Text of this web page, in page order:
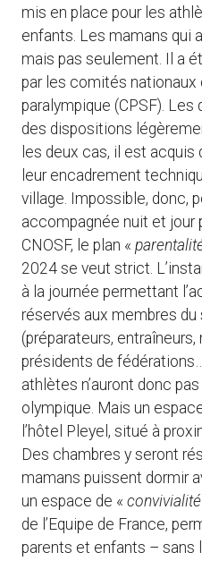
mis en place pour les
enfants. Les mamans qui
mais pas seulement. Il a
par les comités nationaux
paralympique (CPSF).
des dispositions
les deux cas, il est
leur encadrement
village. Impossible, donc,
accompagnée nuit et jour
CNOSF, le plan «
2024 se veut strict.
à la journée permettant
réservés aux membres
(préparateurs,
présidents de
athlètes n’auront donc
olympique. Mais un
l’hôtel Pleyel, situé à
Des chambres y seront
mamans puissent dormir
un espace de « convivialité
de l’Equipe de France,
parents et enfants – sans